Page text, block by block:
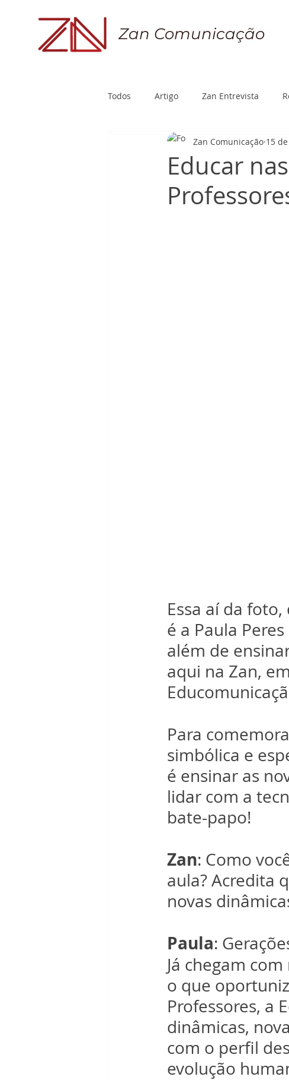
Zan Comunicação
Todos Artigo Zan Entrevista
Educar
Zan Comunicação 15
Essa aí da
é a Paula
além de
aqui na Zan,
Para
simbólica e
é ensinar as
lidar com a
bate-papo!
Zan: Como
aula? Acredita
novas
Paula:
Já chegam
o que
Professores, a
dinâmicas,
com o perfil
evolução